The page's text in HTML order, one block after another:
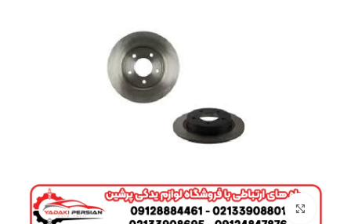
برای بزرگنمایی کلیک کنید